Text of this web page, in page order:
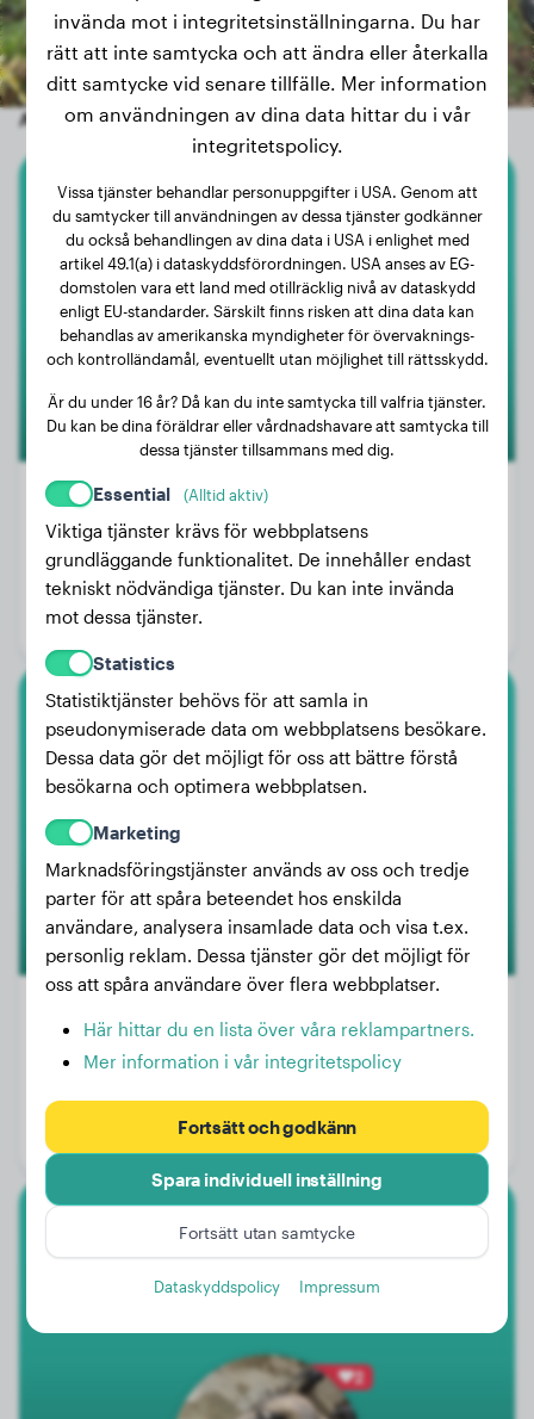
Andra slumpmässiga hundar
Amerikansk Staffordshire Terrier
Numiah
Vikt:
14 kg
Ålder:
3 år, 2 månader
Kön:
Husky
Lana
Vikt:
Ålder:
2 år, 2 månader
Malinois
Bella
2
invända mot i integritetsinställningarna. Du har
rätt att inte samtycka och att ändra eller återkalla
ditt samtycke vid senare tillfälle. Mer information
om användningen av dina data hittar du i vår
integritetspolicy.
Vissa tjänster behandlar personuppgifter i USA. Genom att
du samtycker till användningen av dessa tjänster godkänner
du också behandlingen av dina data i USA i enlighet med
artikel 49.1(a) i dataskyddsförordningen. USA anses av EG-
domstolen vara ett land med otillräcklig nivå av dataskydd
enligt EU-standarder. Särskilt finns risken att dina data kan
behandlas av amerikanska myndigheter för övervaknings-
och kontrolländamål, eventuellt utan möjlighet till rättsskydd.
Är du under 16 år? Då kan du inte samtycka till valfria tjänster.
Du kan be dina föräldrar eller vårdnadshavare att samtycka till
dessa tjänster tillsammans med dig.
Essential (Alltid aktiv)
Viktiga tjänster krävs för webbplatsens
grundläggande funktionalitet. De innehåller endast
tekniskt nödvändiga tjänster. Du kan inte invända
mot dessa tjänster.
Statistics
Statistiktjänster behövs för att samla in
pseudonymiserade data om webbplatsens besökare.
Dessa data gör det möjligt för oss att bättre förstå
besökarna och optimera webbplatsen.
Marketing
Marknadsföringstjänster används av oss och tredje
parter för att spåra beteendet hos enskilda
användare, analysera insamlade data och visa t.ex.
personlig reklam. Dessa tjänster gör det möjligt för
oss att spåra användare över flera webbplatser.
Här hittar du en lista över våra reklampartners.
Mer information i vår integritetspolicy
Fortsätt och godkänn
Spara individuell inställning
Fortsätt utan samtycke
Dataskyddspolicy Impressum